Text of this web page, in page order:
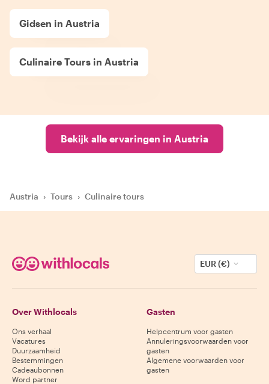
Gidsen in Austria
Culinaire Tours in Austria
Bekijk alle ervaringen in Austria
Austria › Tours › Culinaire tours
EUR (€)
Over Withlocals
Ons verhaal
Vacatures
Duurzaamheid
Bestemmingen
Cadeaubonnen
Word partner
Gasten
Helpcentrum voor gasten
Annuleringsvoorwaarden voor
gasten
Algemene voorwaarden voor
gasten